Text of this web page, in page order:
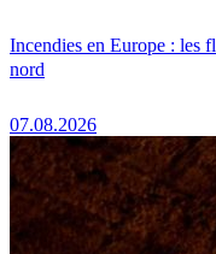
Incendies en Europe : les
nord
07.08.2026